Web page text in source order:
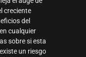
creciente
del
cualquier
sobre si esta
un riesgo